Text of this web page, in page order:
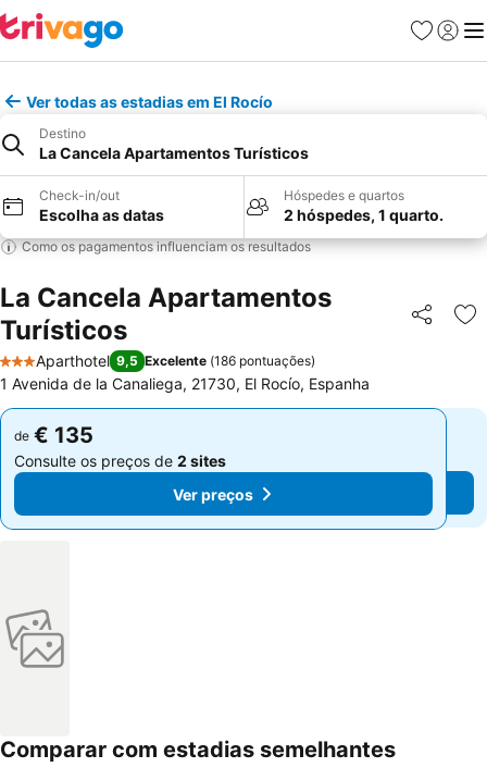
Favoritos
Iniciar
Ver todas as estadias em El Rocío
Destino
La Cancela Apartamentos Turísticos
Check-in/out
Escolha as datas
Hóspedes e quartos
2 hóspedes, 1 quarto.
Como os pagamentos influenciam os resultados
La Cancela Apartamentos
Turísticos
Partilhar
3 Estrelas
Aparthotel 9,5 Excelente (186 pontuações)
1 Avenida de la Canaliega, 21730, El Rocío, Espanha
de € 135
Consulte os preços de 2 sites
Ver preços
de € 135
Consulte os preços de 2 sites
Ver preços
Comparar com estadias semelhantes